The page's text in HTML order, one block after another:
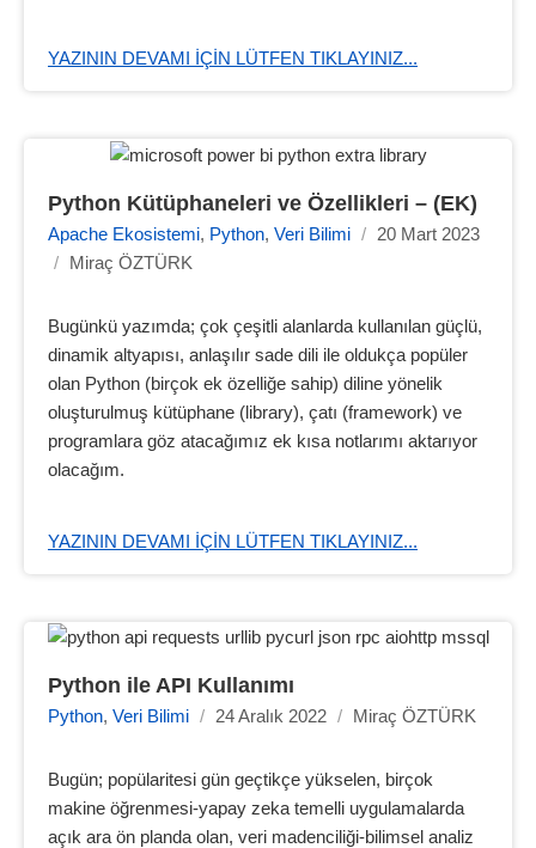
YAZININ DEVAMI IÇIN LÜTFEN TIKLAYINIZ...
Python Kütüphaneleri ve Özellikleri – (EK)
Apache Ekosistemi, Python, Veri Bilimi /
20 Mart 2023
/
Miraç ÖZTÜRK
Bugünkü yazımda; çok çeşitli alanlarda kullanılan güçlü,
dinamik altyapısı, anlaşılır sade dili ile oldukça popüler
olan Python (birçok ek özelliğe sahip) diline yönelik
oluşturulmuş kütüphane (library), çatı (framework) ve
programlara göz atacağımız ek kısa notlarımı aktarıyor
olacağım.
YAZININ DEVAMI IÇIN LÜTFEN TIKLAYINIZ...
Python ile API Kullanımı
Python, Veri Bilimi / 24 Aralık 2022 / Miraç ÖZTÜRK
Bugün; popülaritesi gün geçtikçe yükselen, birçok
makine öğrenmesi-yapay zeka temelli uygulamalarda
açık ara ön planda olan, veri madenciliği-bilimsel analiz